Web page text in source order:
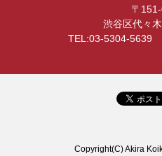
〒
渋谷区代々
TEL:03-5304-5639
Copyright(C) Akira